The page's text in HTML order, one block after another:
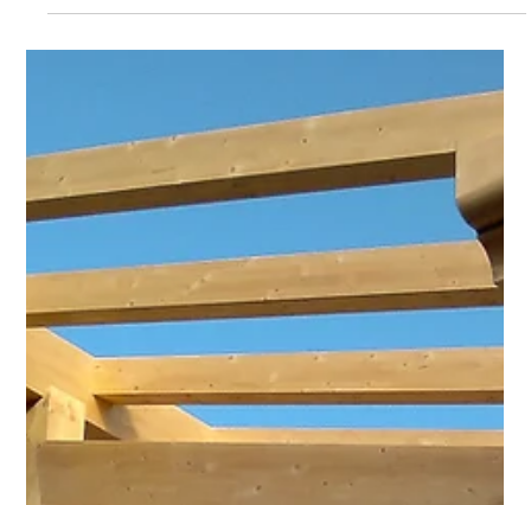
consapevole e regolare per garantire durabilità nel tempo. In
l'integrità strutturale e l'aspetto del vostro tetto in legno.
Mantenere il tuo tetto in legno in perfette condizioni
Ispezionare Regolarmente La prevenzione è la base della c